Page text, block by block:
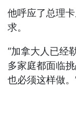
他呼应了总理
求。
“加拿大人已经
多家庭都面临
也必须这样做。